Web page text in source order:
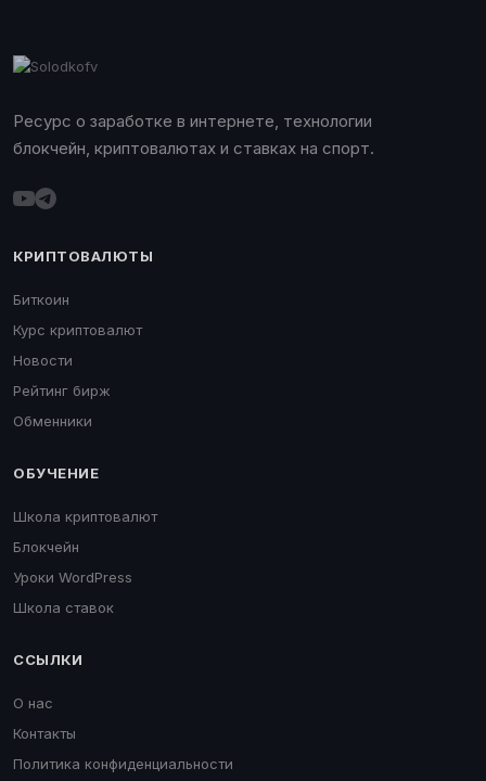
Ресурс о заработке в интернете, технологии
блокчейн, криптовалютах и ставках на спорт.
КРИПТОВАЛЮТЫ
Биткоин
Курс криптовалют
Новости
Рейтинг бирж
Обменники
ОБУЧЕНИЕ
Школа криптовалют
Блокчейн
Уроки WordPress
Школа ставок
ССЫЛКИ
О нас
Контакты
Политика конфиденциальности